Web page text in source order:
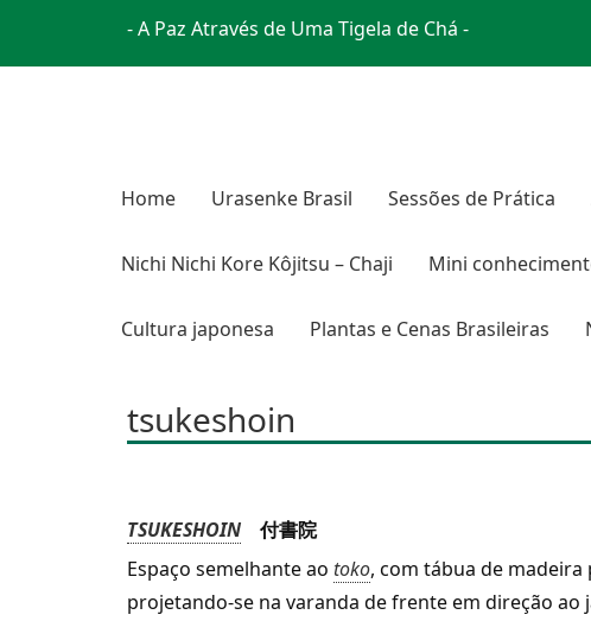
- A Paz Através de Uma Tigela de Chá -
Home Urasenke Brasil Sessões de Prática
Nichi Nichi Kore Kôjitsu – Chaji Mini
Cultura japonesa Plantas e Cenas Brasileiras
tsukeshoin
TSUKESHOIN
付書院
Espaço semelhante ao toko, com tábua de madeira
projetando-se na varanda de frente em direção ao